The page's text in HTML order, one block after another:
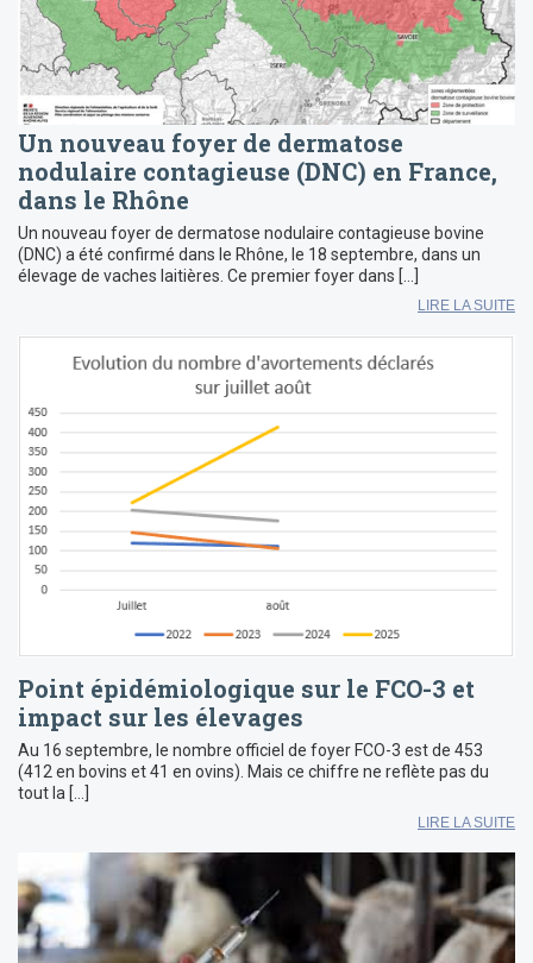
Un nouveau foyer de dermatose
nodulaire contagieuse (DNC) en France,
dans le Rhône
Un nouveau foyer de dermatose nodulaire contagieuse bovine
(DNC) a été confirmé dans le Rhône, le 18 septembre, dans un
élevage de vaches laitières. Ce premier foyer dans […]
LIRE LA SUITE
Point épidémiologique sur le FCO-3 et
impact sur les élevages
Au 16 septembre, le nombre officiel de foyer FCO-3 est de 453
(412 en bovins et 41 en ovins). Mais ce chiffre ne reflète pas du
tout la […]
LIRE LA SUITE